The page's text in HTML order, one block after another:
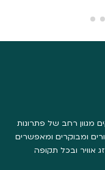
רחב של פתרונות
ומבוקרים ומאפשרים
אוויר ובכל תקופה